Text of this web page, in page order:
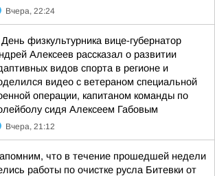
Вчера, 22:24
физкультурника вице-губернатор
Алексеев рассказал о развитии
видов спорта в регионе и
видео с ветераном специальной
операции, капитаном команды по
сидя Алексеем Габовым
Вчера, 21:12
что в течение прошедшей недели
работы по очистке русла Битевки от